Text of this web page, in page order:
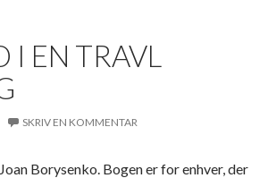
I EN TRAVL
SKRIV EN KOMMENTAR
Borysenko. Bogen er for enhver, der